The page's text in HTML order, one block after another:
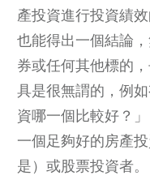
產投資進行投資績
也能得出一個結論
券或任何其他標的
具是很無謂的，例
資哪一個比較好？
一個足夠好的房產
是）或股票投資者。